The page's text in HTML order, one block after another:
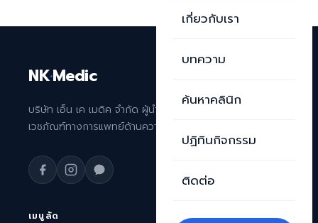
เกี่ยวกับเรา
บทความ
ค้นหาคลินิก
ปฏิทินกิจกรรม
ติดต่อ
NK·Medic
บริษัท เอ็น เค เมดิค จำกัด ผู้นำเข้าและจัดจำหน่าย
เวชภัณฑ์ทางการแพทย์ด้านความงามระดับพรีเมียม
เมนูลัด